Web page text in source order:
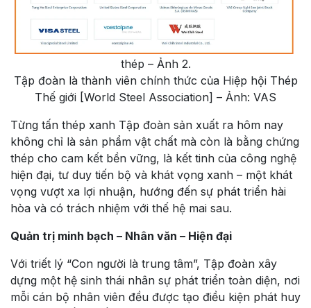
thép – Ảnh 2.
Tập đoàn là thành viên chính thức của Hiệp hội Thép
Thế giới [World Steel Association] – Ảnh: VAS
Từng tấn thép xanh Tập đoàn sản xuất ra hôm nay
không chỉ là sản phẩm vật chất mà còn là bằng chứng
thép cho cam kết bền vững, là kết tinh của công nghệ
hiện đại, tư duy tiến bộ và khát vọng xanh – một khát
vọng vượt xa lợi nhuận, hướng đến sự phát triển hài
hòa và có trách nhiệm với thế hệ mai sau.
Quản trị minh bạch – Nhân văn – Hiện đại
Với triết lý “Con người là trung tâm”, Tập đoàn xây
dựng một hệ sinh thái nhân sự phát triển toàn diện, nơi
mỗi cán bộ nhân viên đều được tạo điều kiện phát huy